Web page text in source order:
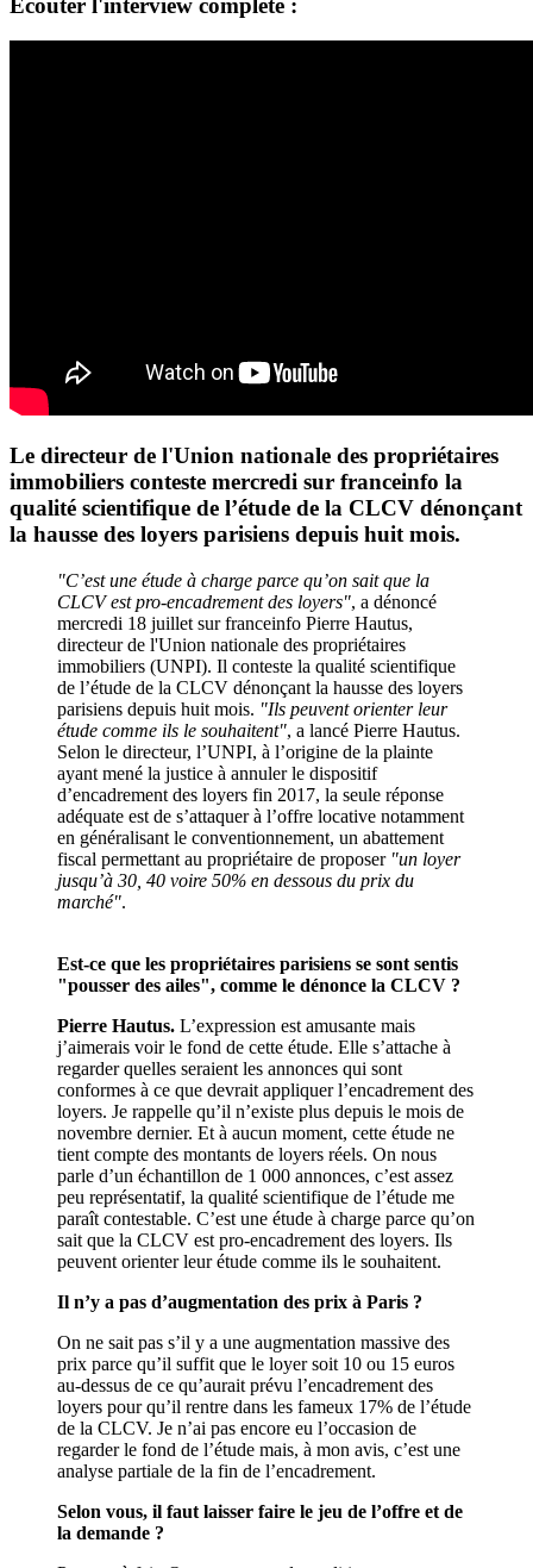
Ecouter l'interview complète :
Le directeur de l'Union nationale des propriétaires
immobiliers conteste mercredi sur franceinfo la
qualité scientifique de l’étude de la CLCV dénonçant
la hausse des loyers parisiens depuis huit mois.
"C’est une étude à charge parce qu’on sait que la
CLCV est pro-encadrement des loyers", a dénoncé
mercredi 18 juillet sur franceinfo Pierre Hautus,
directeur de l'Union nationale des propriétaires
immobiliers (UNPI). Il conteste la qualité scientifique
de l’étude de la CLCV dénonçant la hausse des loyers
parisiens depuis huit mois. "Ils peuvent orienter leur
étude comme ils le souhaitent", a lancé Pierre Hautus.
Selon le directeur, l’UNPI, à l’origine de la plainte
ayant mené la justice à annuler le dispositif
d’encadrement des loyers fin 2017, la seule réponse
adéquate est de s’attaquer à l’offre locative notamment
en généralisant le conventionnement, un abattement
fiscal permettant au propriétaire de proposer"un loyer
jusqu’à 30, 40 voire 50% en dessous du prix du
marché".
Est-ce que les propriétaires parisiens se sont sentis
"pousser des ailes", comme le dénonce la CLCV ?
Pierre Hautus. L’expression est amusante mais
j’aimerais voir le fond de cette étude. Elle s’attache à
regarder quelles seraient les annonces qui sont
conformes à ce que devrait appliquer l’encadrement des
loyers. Je rappelle qu’il n’existe plus depuis le mois de
novembre dernier. Et à aucun moment, cette étude ne
tient compte des montants de loyers réels. On nous
parle d’un échantillon de 1 000 annonces, c’est assez
peu représentatif, la qualité scientifique de l’étude me
paraît contestable. C’est une étude à charge parce qu’on
sait que la CLCV est pro-encadrement des loyers. Ils
peuvent orienter leur étude comme ils le souhaitent.
Il n’y a pas d’augmentation des prix à Paris ?
On ne sait pas s’il y a une augmentation massive des
prix parce qu’il suffit que le loyer soit 10 ou 15 euros
au-dessus de ce qu’aurait prévu l’encadrement des
loyers pour qu’il rentre dans les fameux 17% de l’étude
de la CLCV. Je n’ai pas encore eu l’occasion de
regarder le fond de l’étude mais, à mon avis, c’est une
analyse partiale de la fin de l’encadrement.
Selon vous, il faut laisser faire le jeu de l’offre et de
la demande ?